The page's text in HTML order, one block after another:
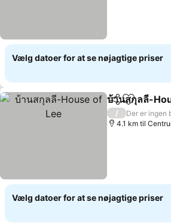
Vælg datoer for at se nøjagtige priser
Del Føj til
บ้านสกุลลี-
/
Der er ingen
4.1 km til
Vælg datoer for at se nøjagtige priser